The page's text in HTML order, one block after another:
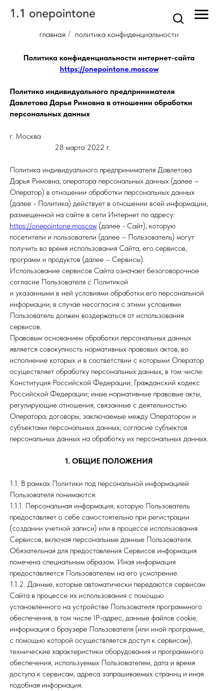
главная / политика конфиденциальности
Политика конфиденциальности интернет-сайта
https://onepointone.moscow
Политика индивидуального предпринимателя
Давлетова Дарья Римовна в отношении обработки
персональных данных
г. Москва
28 марта 2022 г.
Политика индивидуального предпринимателя Давлетова
Дарья Римовна, оператора персональных данных (далее –
Оператор) в отношении обработки персональных данных
(далее - Политика) действует в отношении всей информации,
размещенной на сайте в сети Интернет по адресу:
https://onepointone.moscow (далее - Сайт), которую
посетители и пользователи (далее – Пользователь) могут
получить во время использования Сайта, его сервисов,
программ и продуктов (далее – Сервисы).
Использование сервисов Сайта означает безоговорочное
согласие Пользователя с Политикой
и указанными в ней условиями обработки его персональной
информации; в случае несогласия с этими условиями
Пользователь должен воздержаться от использования
сервисов.
Правовым основанием обработки персональных данных
является совокупность нормативных правовых актов, во
исполнение которых и в соответствии с которыми Оператор
осуществляет обработку персональных данных, в том числе:
Конституция Российской Федерации; Гражданский кодекс
Российской Федерации; иные нормативные правовые акты,
регулирующие отношения, связанные с деятельностью
Оператора; договоры, заключаемые между Оператором и
субъектами персональных данных; согласие субъектов
персональных данных на обработку их персональных данных.
1. ОБЩИЕ ПОЛОЖЕНИЯ
1.1. В рамках Политики под персональной информацией
Пользователя понимаются:
1.1.1. Персональная информация, которую Пользователь
предоставляет о себе самостоятельно при регистрации
(создании учетной записи) или в процессе использования
Сервисов, включая персональные данные Пользователя.
Обязательная для предоставления Сервисов информация
помечена специальным образом. Иная информация
предоставляется Пользователем на его усмотрение.
1.1.2. Данные, которые автоматически передаются сервисам
Сайта в процессе их использования с помощью
установленного на устройстве Пользователя программного
обеспечения, в том числе IP-адрес, данные файлов cookie,
информация о браузере Пользователя (или иной программе,
с помощью которой осуществляется доступ к сервисам),
технические характеристики оборудования и программного
обеспечения, используемых Пользователем, дата и время
доступа к сервисам, адреса запрашиваемых страниц и иная
подобная информация.